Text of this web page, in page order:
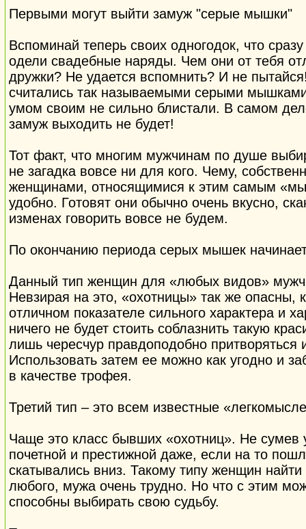
Первыми могут выйти замуж "серые мышки"
Вспоминай теперь своих одногодок, что
одели свадебные наряды. Чем они от тебя
дружки? Не удается вспомнить? И не
считались так называемыми серыми
умом своим не сильно блистали. В самом
замуж выходить не будет!
Тот факт, что многим мужчинам по душе
не загадка вовсе ни для кого. Чему,
женщинами, относящимися к этим самым
удобно. Готовят они обычно очень вкусно,
изменах говорить вовсе не будем.
По окончанию периода серых мышек
Данный тип женщин для «любых видов»
Невзирая на это, «охотницы» так же опасны,
отличном показателе сильного характера и
ничего не будет стоить соблазнить такую
лишь чересчур правдоподобно притворяться
Использовать затем ее можно как угодно и
в качестве трофея.
Третий тип – это всем известные
Чаще это класс бывших «охотниц». Не сумев
почетной и престижной даже, если на то
скатывались вниз. Такому типу женщин найти
любого, мужа очень трудно. Но что с этим
способны выбирать свою судьбу.